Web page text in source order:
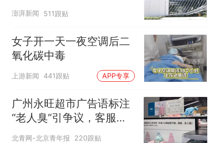
澎湃新闻 511跟贴
女子开一天一夜空调后二
氧化碳中毒
上游新闻 441跟贴 APP专享
广州永旺超市广告语标注
“老人臭”引争议，客服回
应
北青网-北京青年报 220跟贴